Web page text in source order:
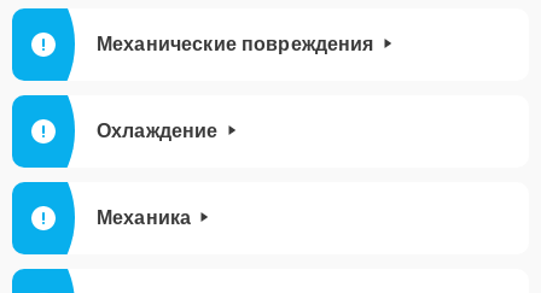
Механические повреждения
Охлаждение
Механика